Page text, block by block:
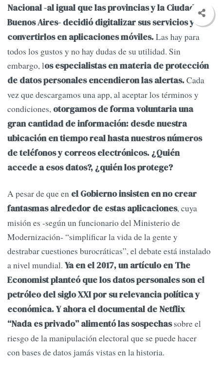
Nacional -al igual que las provincias y la Ciudad de
Buenos Aires- decidió digitalizar sus servicios y
convertirlos en aplicaciones móviles.Las hay para
todos los gustos y no hay dudas de su utilidad. Sin
embargo, los especialistas en materia de protección
de datos personales encendieron las alertas.Cada
vez que descargamos una app, al aceptar los términos y
condiciones, otorgamos de forma voluntaria una
gran cantidad de información: desde nuestra
ubicación en tiempo real hasta nuestros números
de teléfonos y correos electrónicos. ¿Quién
accede a esos datos?, ¿quién los protege?
A pesar de que en el Gobierno insisten en no crear
fantasmas alrededor de estas aplicaciones, cuya
misión es -según un funcionario del Ministerio de
Modernización- “simplificar la vida de la gente y
destrabar cuestiones burocráticas”, el debate está instalado
a nivel mundial. Ya en el 2017, un artículo en The
Economist planteó que los datos personales son el
petróleo del siglo XXI por su relevancia política y
económica. Y ahora el documental de Netflix
“Nada es privado” alimentó las sospechassobre el
riesgo de la manipulación electoral que se puede hacer
con bases de datos jamás vistas en la historia.